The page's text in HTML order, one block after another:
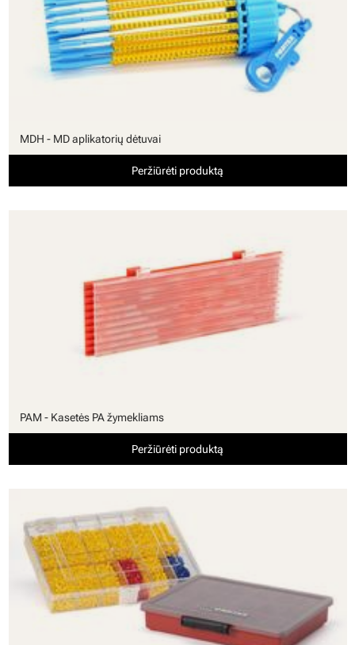
MDH - MD aplikatorių dėtuvai
Peržiūrėti produktą
PAM - Kasetės PA žymekliams
Peržiūrėti produktą